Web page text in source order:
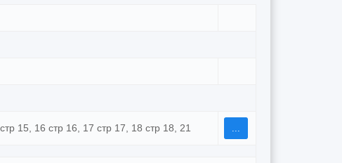
15, 16 стр 16, 17 стр 17, 18 стр 18, 21 ...